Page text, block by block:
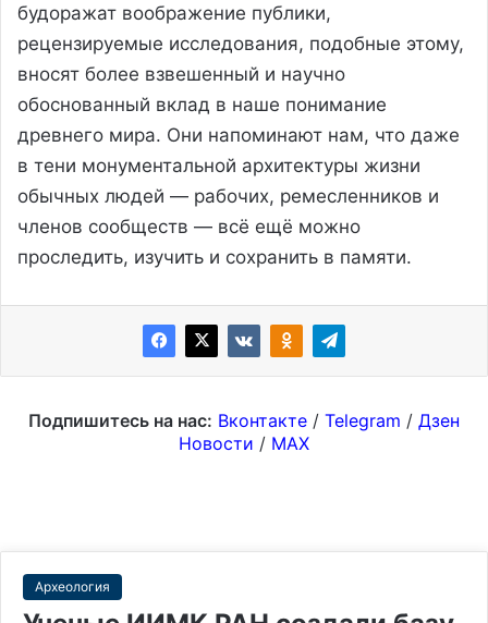
будоражат воображение публики,
рецензируемые исследования, подобные этому,
вносят более взвешенный и научно
обоснованный вклад в наше понимание
древнего мира. Они напоминают нам, что даже
в тени монументальной архитектуры жизни
обычных людей — рабочих, ремесленников и
членов сообществ — всё ещё можно
проследить, изучить и сохранить в памяти.
Подпишитесь на нас: Вконтакте / Telegram / Дзен
Новости / MAX